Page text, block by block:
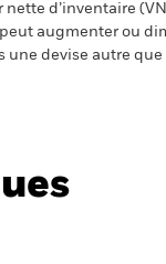
d’inventaire
augmenter ou
devise autre